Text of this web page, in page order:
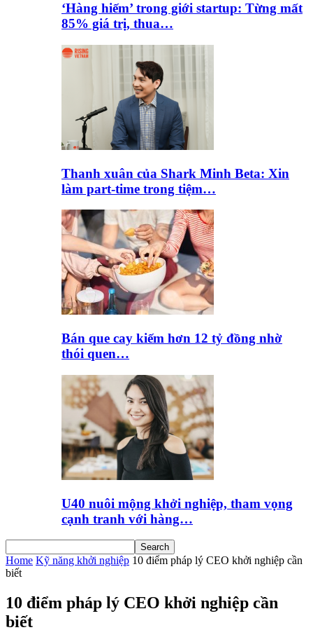
‘Hàng hiếm’ trong giới startup: Từng mất
85% giá trị, thua…
Thanh xuân của Shark Minh Beta: Xin
làm part-time trong tiệm…
Bán que cay kiếm hơn 12 tỷ đồng nhờ
thói quen…
U40 nuôi mộng khởi nghiệp, tham vọng
cạnh tranh với hàng…
Home Kỹ năng khởi nghiệp 10 điểm pháp lý CEO khởi nghiệp cần
biết
10 điểm pháp lý CEO khởi nghiệp cần
biết